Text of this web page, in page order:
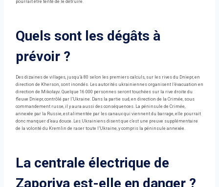
pourrait être tenté de le détruire.
Quels sont les dégâts à
prévoir ?
Des dizaines de villages, jusqu’à 80 selon les premiers calculs, sur les rives du Dniepr, en
direction de Kherson, sont inondés. Les autorités ukrainiennes organisent l’évacuation en
direction de Mikolayv. Quelque 16 000 personnes seront touchées sur la rive droite du
fleuve Dniepr, contrôlé par l’Ukraine. Dans la partie sud, en direction de la Crimée, sous
commandement russe, il y aura aussi des conséquences. La péninsule de Crimée,
annexée par la Russie, est alimentée par les canaux qui viennent du barrage, elle pourrait
donc manquer d’eau douce. Les Ukrainiens disent que c’est une preuve supplémentaire
de la volonté du Kremlin de raser toute l’Ukraine, y compris la péninsule annexée.
La centrale électrique de
Zaporiya est-elle en danger ?